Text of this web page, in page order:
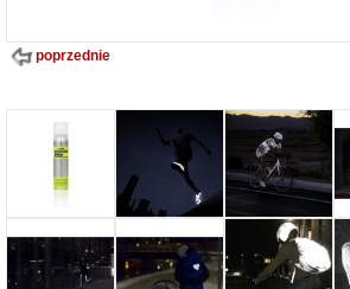
poprzednie